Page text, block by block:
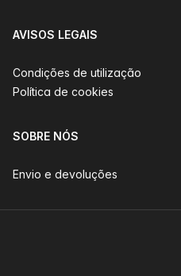
AVISOS LEGAIS
Condições de utilização
Política de cookies
SOBRE NÓS
Envio e devoluções